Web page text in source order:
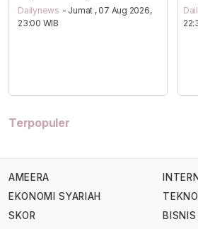
Dailynews - Jumat , 07 Aug 2026,
23:00 WIB
Terpopuler
AMEERA
EKONOMI SYARIAH
SKOR
TEKNO